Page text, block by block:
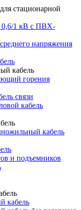
стационарной
0,6/1 кВ с ПВХ-
напряжения
кабель
горения
связи
кабель
кабель
и подъемников
кабель